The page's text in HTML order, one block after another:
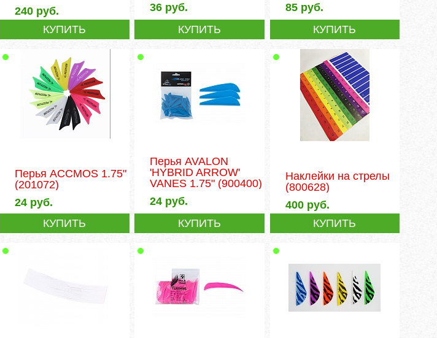
240 руб.
КУПИТЬ
36 руб.
КУПИТЬ
85руб.
КУПИТЬ
Перья ACCMOS 1.75"
(201072)
24 руб.
КУПИТЬ
Перья AVALON
'HYBRID ARROW'
VANES 1.75" (900400)
24 руб.
КУПИТЬ
Наклейки на стрелы
(800628)
400руб.
КУПИТЬ